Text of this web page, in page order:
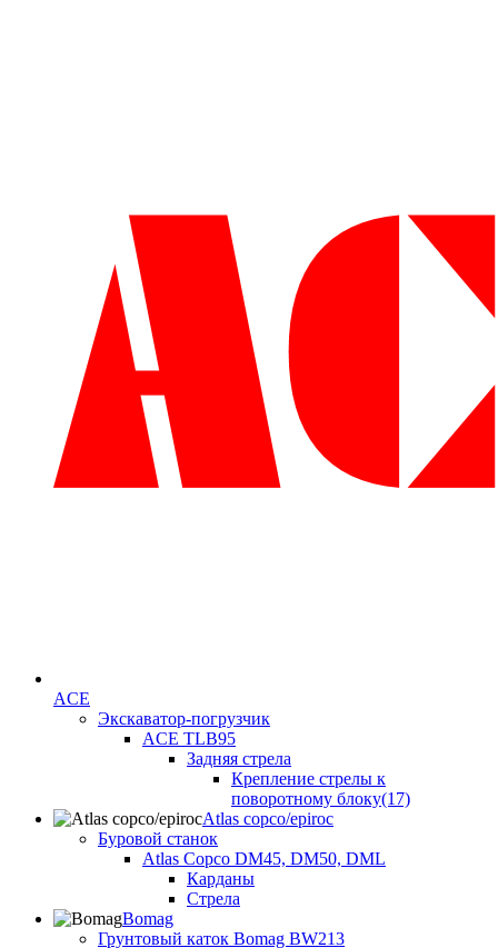
ACE
Экскаватор-погрузчик
ACE TLB95
Задняя стрела
Крепление стрелы к
поворотному блоку(17)
Atlas copco/epiroc
Буровой станок
Atlas Copco DM45, DM50, DML
Карданы
Стрела
Bomag
Грунтовый каток Bomag BW213